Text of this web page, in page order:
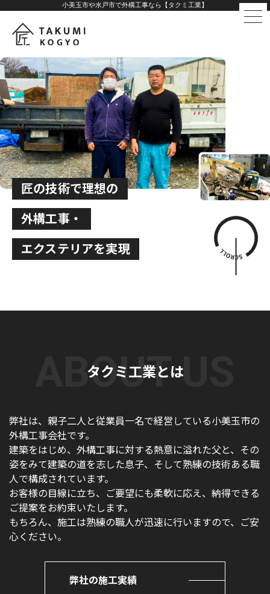
小美玉市や水戸市で外構工事なら【タクミ工業】
匠の技術で理想の
外構工事・
エクステリアを実現
タクミ工業とは
弊社は、親子二人と従業員一名で経営している小美玉市の
外構工事会社です。
建築をはじめ、外構工事に対する熱意に溢れた父と、その
姿をみて建築の道を志した息子、そして熟練の技術ある職
人で構成されています。
お客様の目線に立ち、ご要望にも柔軟に応え、納得できる
ご提案をお約束いたします。
もちろん、施工は熟練の職人が迅速に行いますので、ご安
心ください。
弊社の施工実績